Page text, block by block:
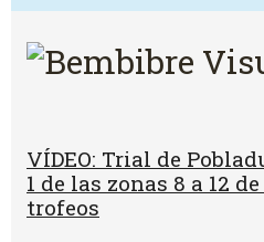
VÍDEO: Trial de
1 de las zonas 8 a 12
trofeos